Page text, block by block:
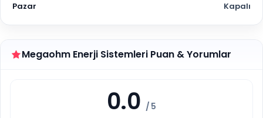
Pazar Kapalı
Megaohm Enerji Sistemleri Puan & Yorumlar
0.0 / 5